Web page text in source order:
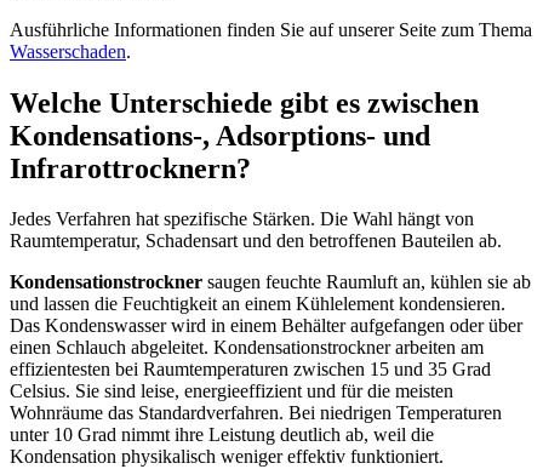
Ausführliche Informationen finden Sie auf unserer Seite zum Thema
Wasserschaden.
Welche Unterschiede gibt es zwischen
Kondensations-, Adsorptions- und
Infrarottrocknern?
Jedes Verfahren hat spezifische Stärken. Die Wahl hängt von
Raumtemperatur, Schadensart und den betroffenen Bauteilen ab.
Kondensationstrockner saugen feuchte Raumluft an, kühlen sie ab
und lassen die Feuchtigkeit an einem Kühlelement kondensieren.
Das Kondenswasser wird in einem Behälter aufgefangen oder über
einen Schlauch abgeleitet. Kondensationstrockner arbeiten am
effizientesten bei Raumtemperaturen zwischen 15 und 35 Grad
Celsius. Sie sind leise, energieeffizient und für die meisten
Wohnräume das Standardverfahren. Bei niedrigen Temperaturen
unter 10 Grad nimmt ihre Leistung deutlich ab, weil die
Kondensation physikalisch weniger effektiv funktioniert.